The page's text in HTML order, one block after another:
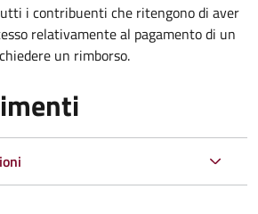
i contribuenti che ritengono di aver
relativamente al pagamento di un
un rimborso.